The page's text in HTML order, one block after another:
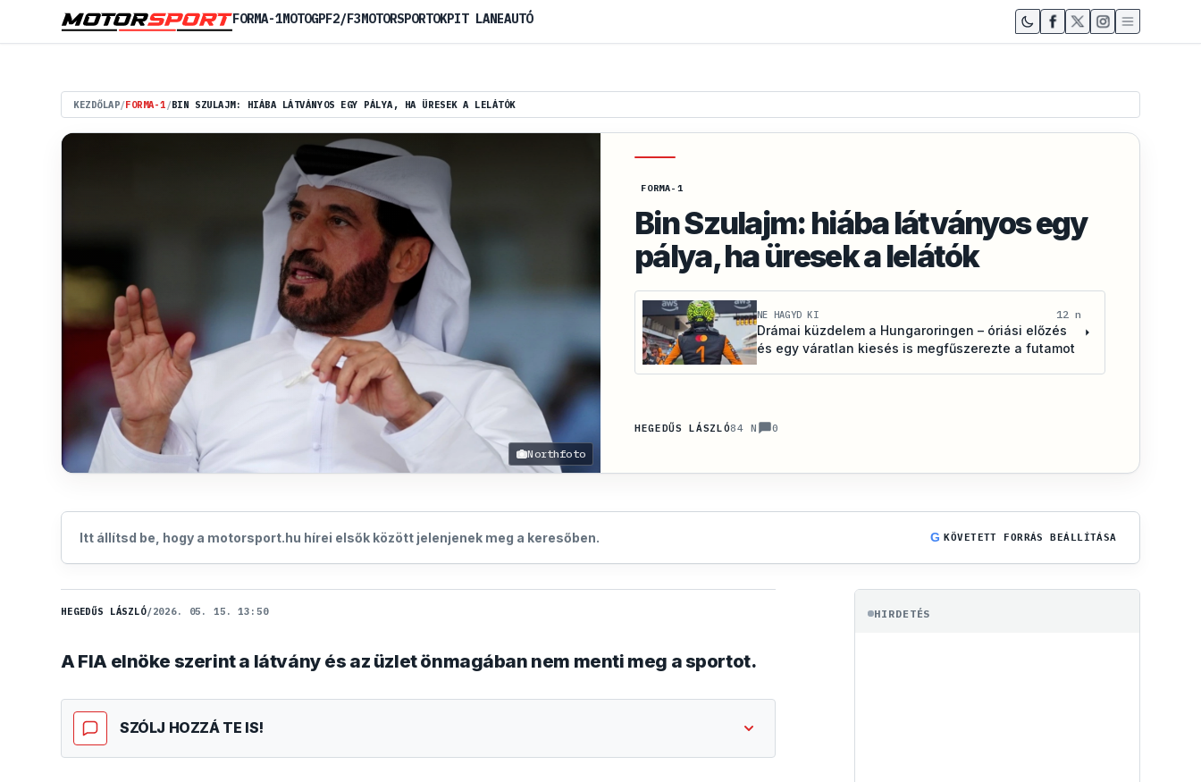
KEZDŐLAP/FORMA-1/BIN SZULAJM: HIÁBA LÁTVÁNYOS EGY PÁLYA, HA ÜRESEK A LELÁTÓK
Northfoto
FORMA-1
Bin Szulajm: hiába látványos egy
pálya, ha üresek a lelátók
NE HAGYD KI 12 n
Drámai küzdelem a Hungaroringen – óriási előzés
és egy váratlan kiesés is megfűszerezte a futamot
HEGEDŰS LÁSZLÓ84 N 0
Itt állítsd be, hogy a motorsport.hu hírei elsők között jelenjenek meg a keresőben. G KÖVETETT FORRÁS BEÁLLÍTÁSA
HEGEDŰS LÁSZLÓ/2026. 05. 15. 13:50
A FIA elnöke szerint a látvány és az üzlet önmagában nem menti meg a sportot.
SZÓLJ HOZZÁ TE IS!
HIRDETÉS
FORMA-1MOTOGPF2/F3MOTORSPORTOKPIT LANEAUTÓ